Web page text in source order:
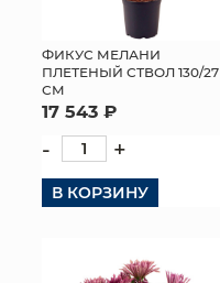
ФИКУС МЕЛАНИ
ПЛЕТЕНЫЙ СТВОЛ 130/27
СМ
17 543 ₽
- +
В КОРЗИНУ